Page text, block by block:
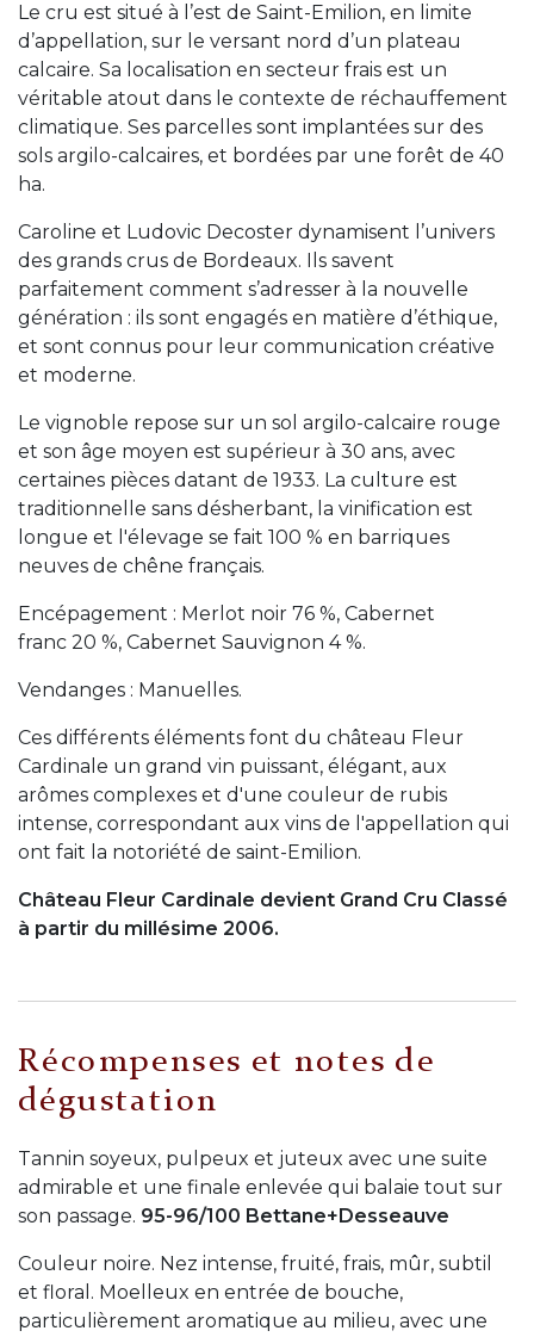
Le cru est situé à l’est de Saint-Emilion, en limite
d’appellation, sur le versant nord d’un plateau
calcaire. Sa localisation en secteur frais est un
véritable atout dans le contexte de réchauffement
climatique. Ses parcelles sont implantées sur des
sols argilo-calcaires, et bordées par une forêt de 40
ha.
Caroline et Ludovic Decoster dynamisent l’univers
des grands crus de Bordeaux. Ils savent
parfaitement comment s’adresser à la nouvelle
génération : ils sont engagés en matière d’éthique,
et sont connus pour leur communication créative
et moderne.
Le vignoble repose sur un sol argilo-calcaire rouge
et son âge moyen est supérieur à 30 ans, avec
certaines pièces datant de 1933. La culture est
traditionnelle sans désherbant, la vinification est
longue et l'élevage se fait 100 % en barriques
neuves de chêne français.
Encépagement : Merlot noir 76 %, Cabernet
franc 20 %, Cabernet Sauvignon 4 %.
Vendanges : Manuelles.
Ces différents éléments font du château Fleur
Cardinale un grand vin puissant, élégant, aux
arômes complexes et d'une couleur de rubis
intense, correspondant aux vins de l'appellation qui
ont fait la notoriété de saint-Emilion.
Château Fleur Cardinale devient Grand Cru Classé
à partir du millésime 2006.
Récompenses et notes de
dégustation
Tannin soyeux, pulpeux et juteux avec une suite
admirable et une finale enlevée qui balaie tout sur
son passage. 95-96/100 Bettane+Desseauve
Couleur noire. Nez intense, fruité, frais, mûr, subtil
et floral. Moelleux en entrée de bouche,
particulièrement aromatique au milieu, avec une